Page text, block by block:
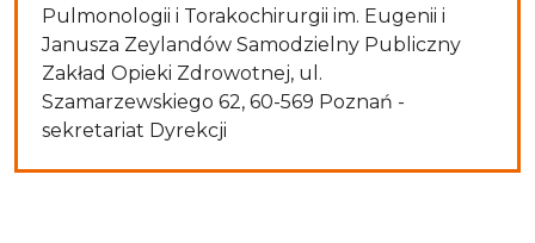
Pulmonologii i Torakochirurgii im. Eugenii i
Janusza Zeylandów Samodzielny Publiczny
Zakład Opieki Zdrowotnej, ul.
Szamarzewskiego 62, 60-569 Poznań -
sekretariat Dyrekcji